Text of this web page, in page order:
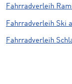
Fahrradverleih
Fahrradverleih Ski
Fahrradverleih